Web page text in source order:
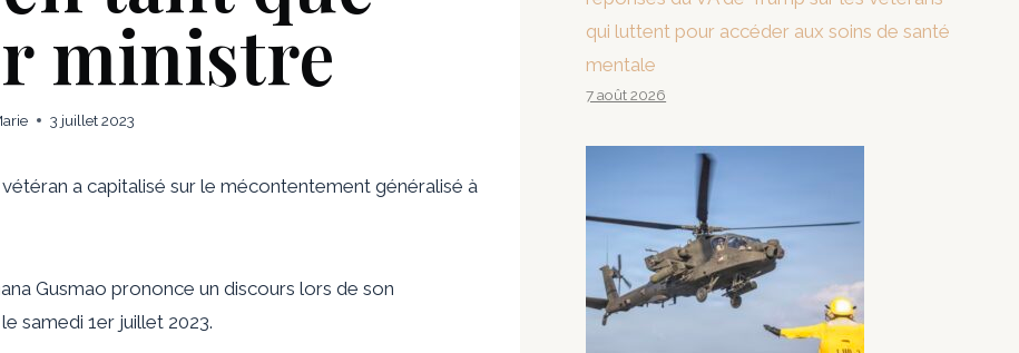
ministre
3 juillet 2023
a capitalisé sur le mécontentement généralisé à
Gusmao prononce un discours lors de son
samedi 1er juillet 2023.
qui luttent pour accéder aux soins de santé
mentale
7 août 2026